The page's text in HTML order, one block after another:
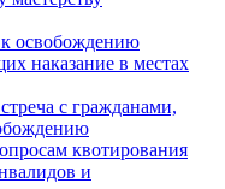
освобождению
наказание в местах
с гражданами,
квотирования
и